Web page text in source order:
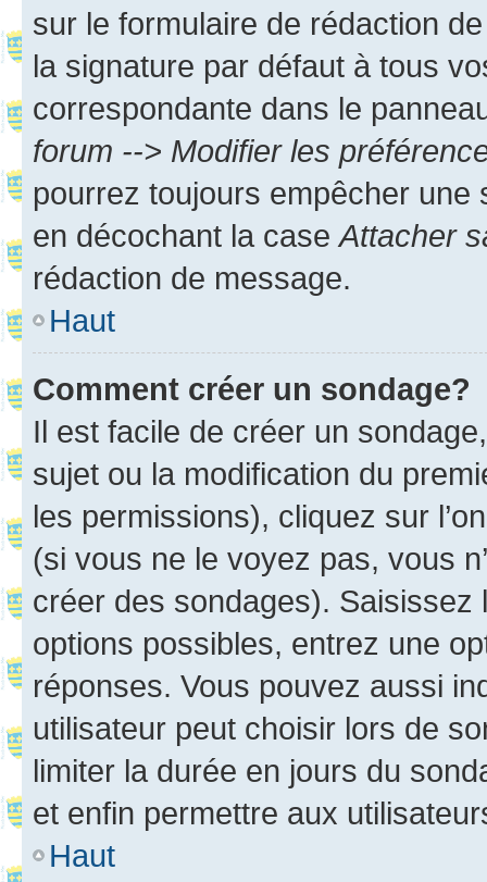
sur le formulaire de rédaction
la signature par défaut à tous
correspondante dans le
forum --> Modifier les
pourrez toujours empêcher une
en décochant la case Attacher
rédaction de message.
Haut
Comment créer un sondage?
Il est facile de créer un
sujet ou la modification du
les permissions), cliquez sur
(si vous ne le voyez pas, vous
créer des sondages).
options possibles, entrez une
réponses. Vous pouvez aussi
utilisateur peut choisir lors de
limiter la durée en jours du
et enfin permettre aux
Haut